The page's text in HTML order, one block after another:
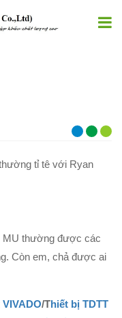
tỉ tê với Ryan
MU thường được các
Còn em, chả được ai
/Thiết bị TDTT